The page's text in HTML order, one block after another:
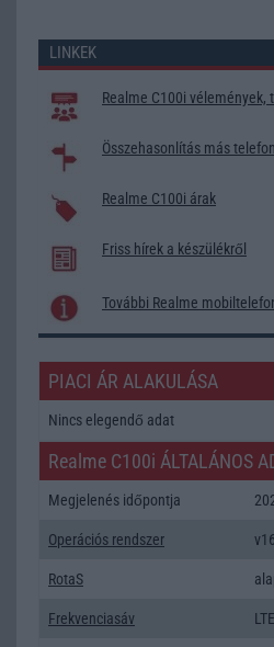
LINKEK
Realme C100i vélemények,
Összehasonlítás más
Realme C100i árak
Friss hírek a készülékről
További Realme
PIACI ÁR ALAKULÁSA
Nincs elegendő adat
Realme C100i ÁLTALÁNOS
Megjelenés időpontja
Operációs rendszer
RotaS
Frekvenciasáv